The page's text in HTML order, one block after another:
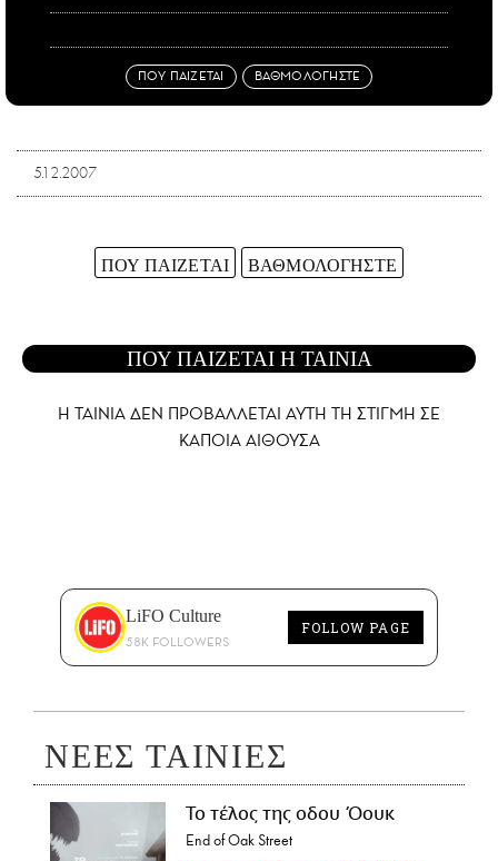
ΠΟΥ ΠΑΙΖΕΤΑΙ ΒΑΘΜΟΛΟΓΗΣΤΕ
5.12.2007
ΠΟΥ ΠΑΙΖΕΤΑΙ ΒΑΘΜΟΛΟΓΗΣΤΕ
ΠΟΥ ΠΑΙΖΕΤΑΙ Η ΤΑΙΝΙΑ
Η ΤΑΙΝΙΑ ΔΕΝ ΠΡΟΒΑΛΛΕΤΑΙ AYTH ΤΗ ΣΤΙΓΜΗ ΣΕ
ΚΑΠΟΙΑ ΑΙΘΟΥΣΑ
LiFO Culture
58K FOLLOWERS
FOLLOW PAGE
ΝΕΕΣ ΤΑΙΝΙΕΣ
Το τέλος της οδου Όουκ
End of Oak Street